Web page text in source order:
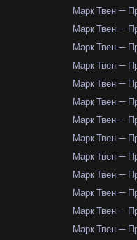
Марк Твен —
Марк Твен —
Марк Твен —
Марк Твен —
Марк Твен —
Марк Твен —
Марк Твен —
Марк Твен —
Марк Твен —
Марк Твен —
Марк Твен —
Марк Твен —
Марк Твен —